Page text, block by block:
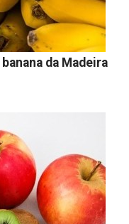
da Madeira